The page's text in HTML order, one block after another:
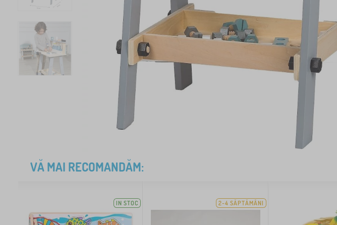
VĂ MAI RECOMANDĂM:
IN STOC 2-4 SĂPTĂMÂNI